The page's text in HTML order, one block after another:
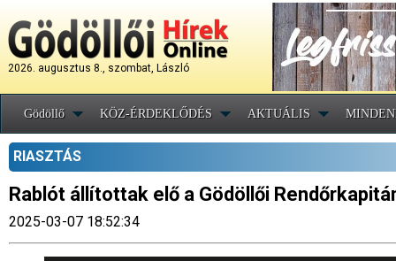
2026. augusztus 8., szombat, László
Gödöllő KÖZ-ÉRDEKLŐDÉS AKTUÁLIS
RIASZTÁS
Rablót állítottak elő a Gödöllői
2025-03-07 18:52:34